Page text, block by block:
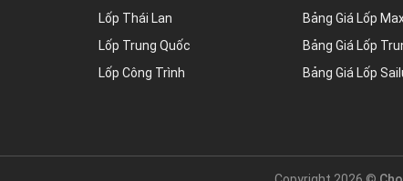
Lốp Thái Lan
Lốp Trung Quốc
Lốp Công Trình
Bảng Giá Lốp
Bảng Giá Lốp
Bảng Giá Lốp